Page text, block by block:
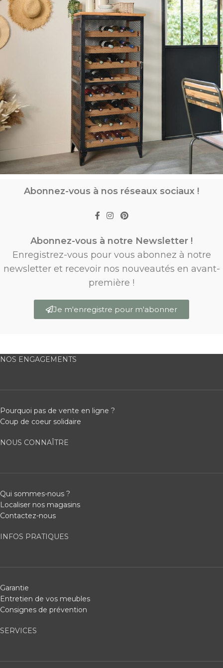
Abonnez-vous à nos réseaux sociaux !
Abonnez-vous à notre Newsletter !
Enregistrez-vous pour vous abonnez à notre
newsletter et recevoir nos nouveautés en avant-
première !
Je m'enregistre pour m'abonner
NOS ENGAGEMENTS
Pourquoi pas de vente en ligne ?
Coup de coeur solidaire
NOUS CONNAÎTRE
Qui sommes-nous ?
Localiser nos magasins
Contactez-nous
INFOS PRATIQUES
Garantie
Entretien de vos meubles
Consignes de prévention
SERVICES